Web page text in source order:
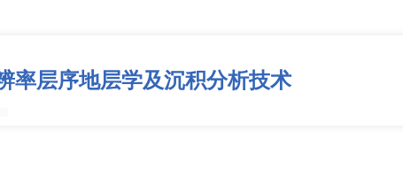
率层序地层学及沉积分析技术